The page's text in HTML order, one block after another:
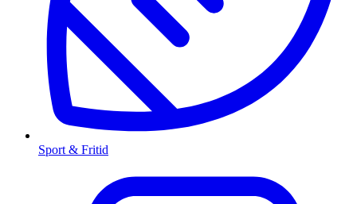
Sport & Fritid